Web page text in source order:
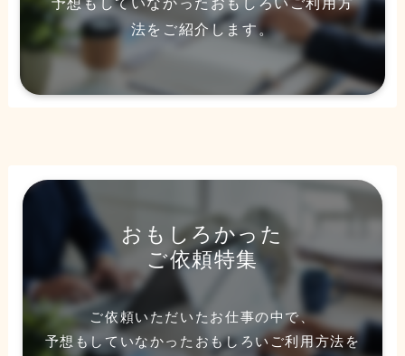
法をご紹介します。
おもしろかった
ご依頼特集
ご依頼いただいたお仕事の中で、
予想もしていなかったおもしろいご利用方法を